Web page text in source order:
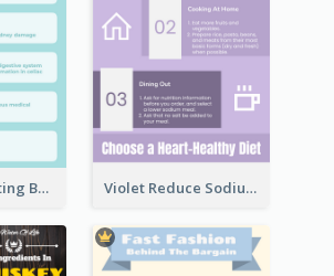
Benefits Of Eating Banana Infographic Violet Reduce Sodium Infographic Idea Design